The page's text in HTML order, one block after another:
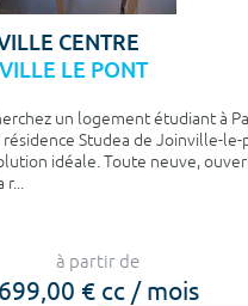
CENTRE
LE PONT
un logement étudiant à
Studea de Joinville-
idéale. Toute neuve,
r...
à partir de
699,00 € cc / mois